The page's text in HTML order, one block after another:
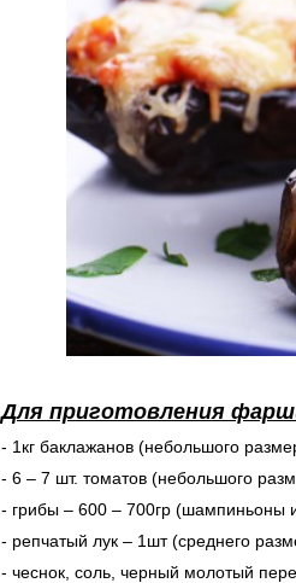
Для приготовления
- 1кг баклажанов (небольшого
- 6 – 7 шт. томатов (небольшого
- грибы – 600 – 700гр (шампиньоны
- репчатый лук – 1шт (среднего
- чеснок, соль, черный молотый